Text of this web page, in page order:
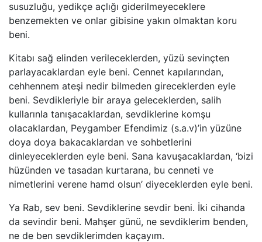
susuzluğu, yedikçe açlığı giderilmeyeceklere
benzemekten ve onlar gibisine yakın olmaktan koru
beni.
Kitabı sağ elinden verileceklerden, yüzü sevinçten
parlayacaklardan eyle beni. Cennet kapılarından,
cehhennem ateşi nedir bilmeden gireceklerden eyle
beni. Sevdikleriyle bir araya geleceklerden, salih
kullarınla tanışacaklardan, sevdiklerine komşu
olacaklardan, Peygamber Efendimiz (s.a.v)’in yüzüne
doya doya bakacaklardan ve sohbetlerini
dinleyeceklerden eyle beni. Sana kavuşacaklardan, ‘bizi
hüzünden ve tasadan kurtarana, bu cenneti ve
nimetlerini verene hamd olsun’ diyeceklerden eyle beni.
Ya Rab, sev beni. Sevdiklerine sevdir beni. İki cihanda
da sevindir beni. Mahşer günü, ne sevdiklerim benden,
ne de ben sevdiklerimden kaçayım.